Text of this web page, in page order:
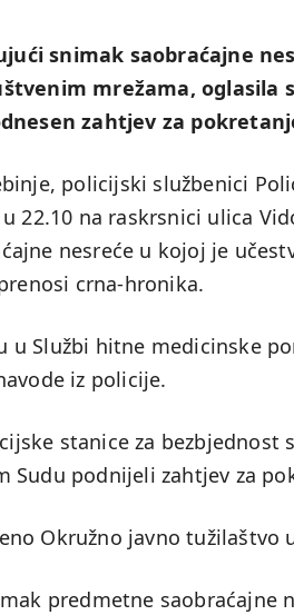
snimak saobraćajne
mrežama, oglasila
zahtjev za
policijski službenici
22.10 na raskrsnici ulica
nesreće u kojoj je
crna-hronika.
u Službi hitne medicinske
iz policije.
stanice za bezbjednost
Sudu podnijeli zahtjev za
Okružno javno tužilaštvo
predmetne saobraćajne